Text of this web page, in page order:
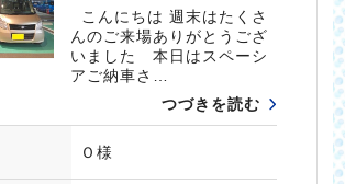
こんにちは 週末はたくさ
んのご来場ありがとうござ
いました 本日はスペーシ
アご納車さ…
つづきを読む
Ｏ様